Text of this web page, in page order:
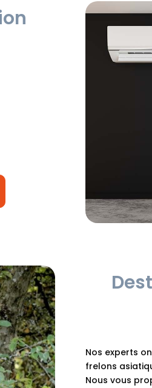
Nos experts
frelons
Nous vous